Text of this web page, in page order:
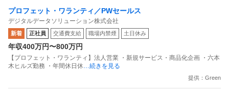
プロフェット・ワランティ／PWセールス
デジタルデータソリューション株式会社
新着 正社員 交通費支給 職場内禁煙 土日休み
年収400万円〜800万円
【プロフェット・ワランティ】法人営業 ・新規サービス・商品化企画 ・六本
木ヒルズ勤務 ・年間休日休…続きを見る
提供：Green